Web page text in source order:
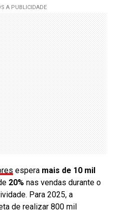
espera mais de 10 mil
20% nas vendas durante o
Para 2025, a
de realizar 800 mil